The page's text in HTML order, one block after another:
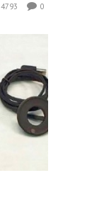
4793 0